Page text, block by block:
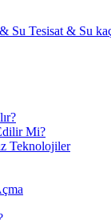
Su Tesisat & Su
Mi?
Teknolojiler